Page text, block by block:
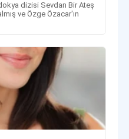
dizisi Sevdan Bir Ateş
ve Özge Özacar'ın